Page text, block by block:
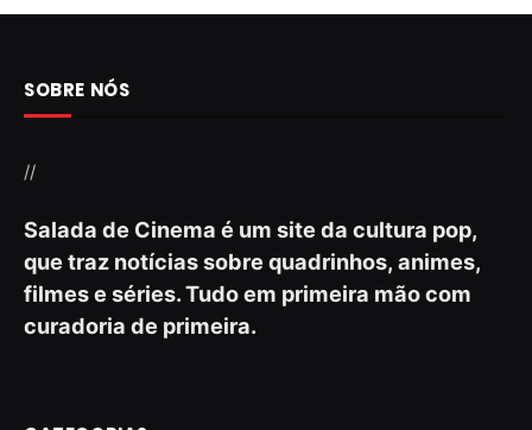
SOBRE NÓS
//
Salada de Cinema é um site da cultura pop,
que traz notícias sobre quadrinhos, animes,
filmes e séries. Tudo em primeira mão com
curadoria de primeira.